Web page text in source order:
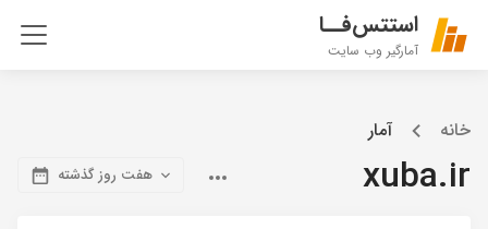
استتس‌فــا
آمارگیر وب سایت
خانه آمار
xuba.ir هفت روز گذشته